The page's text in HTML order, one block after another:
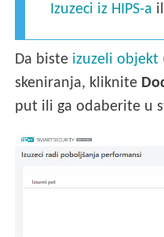
Izuzeci iz HIPS-a
Da biste izuzeli objekt
skeniranja, kliknite
put ili ga odaberite u